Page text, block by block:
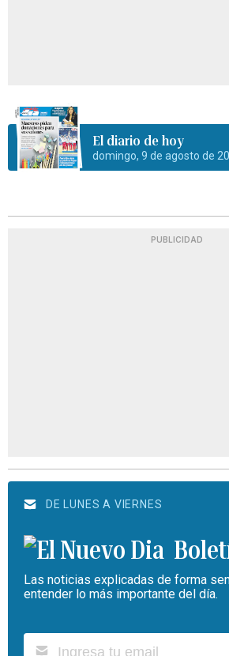
El diario de hoy
domingo, 9 de agosto de
PUBLICIDAD
DE LUNES A VIERNES
Las noticias explicadas de forma
entender lo más importante del día.